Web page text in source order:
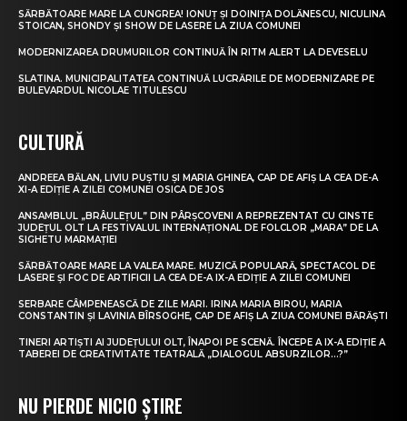
SĂRBĂTOARE MARE LA CUNGREA! IONUȚ ȘI DOINIȚA DOLĂNESCU, NICULINA
STOICAN, SHONDY ȘI SHOW DE LASERE LA ZIUA COMUNEI
MODERNIZAREA DRUMURILOR CONTINUĂ ÎN RITM ALERT LA DEVESELU
SLATINA. MUNICIPALITATEA CONTINUĂ LUCRĂRILE DE MODERNIZARE PE
BULEVARDUL NICOLAE TITULESCU
CULTURĂ
ANDREEA BĂLAN, LIVIU PUȘTIU ȘI MARIA GHINEA, CAP DE AFIȘ LA CEA DE-A
XI-A EDIȚIE A ZILEI COMUNEI OSICA DE JOS
ANSAMBLUL „BRÂULEȚUL” DIN PÂRȘCOVENI A REPREZENTAT CU CINSTE
JUDEȚUL OLT LA FESTIVALUL INTERNAȚIONAL DE FOLCLOR „MARA” DE LA
SIGHETU MARMAȚIEI
SĂRBĂTOARE MARE LA VALEA MARE. MUZICĂ POPULARĂ, SPECTACOL DE
LASERE ȘI FOC DE ARTIFICII LA CEA DE-A IX-A EDIȚIE A ZILEI COMUNEI
SERBARE CÂMPENEASCĂ DE ZILE MARI. IRINA MARIA BIROU, MARIA
CONSTANTIN ȘI LAVINIA BÎRSOGHE, CAP DE AFIȘ LA ZIUA COMUNEI BĂRĂȘTI
TINERI ARTIȘTI AI JUDEȚULUI OLT, ÎNAPOI PE SCENĂ. ÎNCEPE A IX-A EDIȚIE A
TABEREI DE CREATIVITATE TEATRALĂ „DIALOGUL ABSURZILOR…?”
NU PIERDE NICIO ȘTIRE